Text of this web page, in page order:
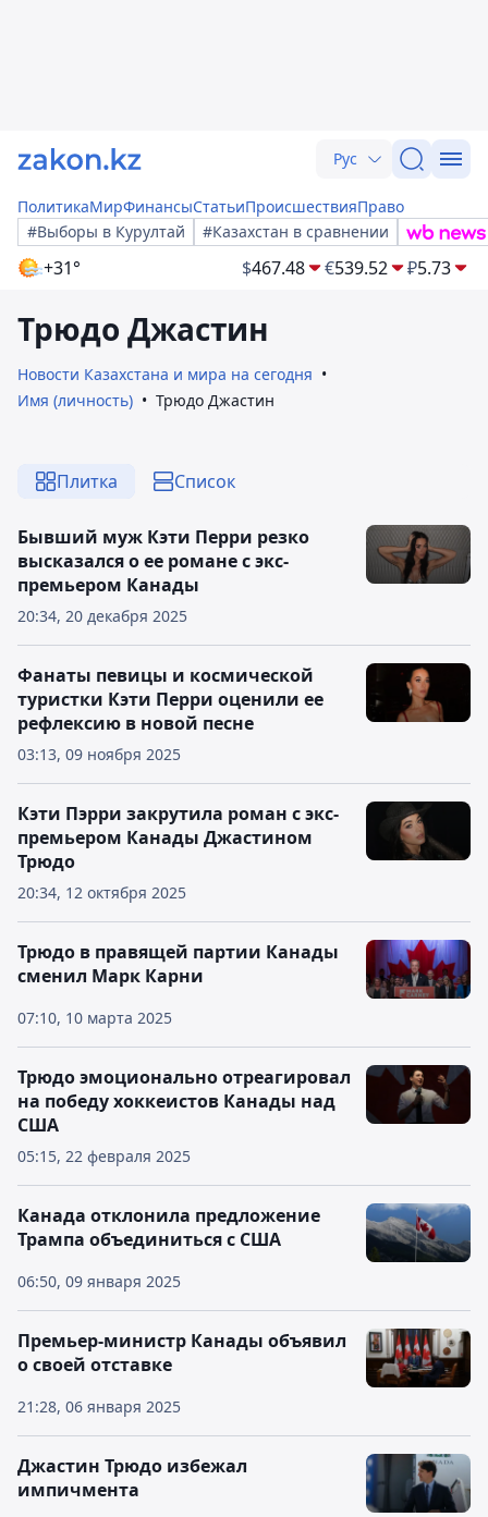
Рус
ПолитикаМирФинансыСтатьиПроисшествияПраво
#Выборы в Курултай
#Казахстан в сравнении
+31° $467.48 €539.52 ₽5.73
Трюдо Джастин
Новости Казахстана и мира на сегодня
Имя (личность)
Трюдо Джастин
Плитка Список
20:34, 20 декабря 2025
Бывший муж Кэти Перри резко
высказался о ее романе с экс-
премьером Канады
03:13, 09 ноября 2025
Фанаты певицы и космической
туристки Кэти Перри оценили ее
рефлексию в новой песне
20:34, 12 октября 2025
Кэти Пэрри закрутила роман с экс-
премьером Канады Джастином
Трюдо
07:10, 10 марта 2025
Трюдо в правящей партии Канады
сменил Марк Карни
05:15, 22 февраля 2025
Трюдо эмоционально отреагировал
на победу хоккеистов Канады над
США
06:50, 09 января 2025
Канада отклонила предложение
Трампа объединиться с США
21:28, 06 января 2025
Премьер-министр Канады объявил
о своей отставке
Джастин Трюдо избежал
импичмента